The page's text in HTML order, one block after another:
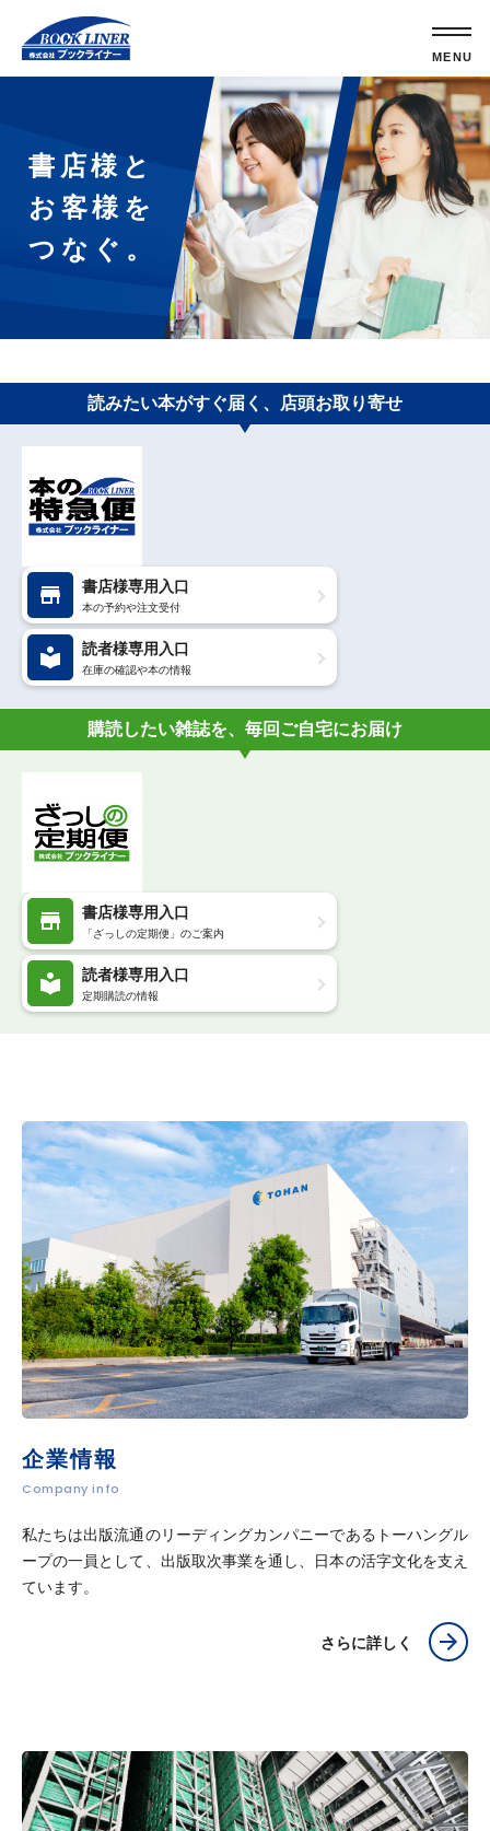
書店様と
お客様を
つなぐ。
読みたい本がすぐ届く、店頭お取り寄せ
書店様専用入口
本の予約や注文受付
読者様専用入口
在庫の確認や本の情報
購読したい雑誌を、毎回ご自宅にお届け
書店様専用入口
「ざっしの定期便」のご案内
読者様専用入口
定期購読の情報
企業情報
Company info
私たちは出版流通のリーディングカンパニーであるトーハングル
ープの一員として、出版取次事業を通し、日本の活字文化を支え
ています。
さらに詳しく